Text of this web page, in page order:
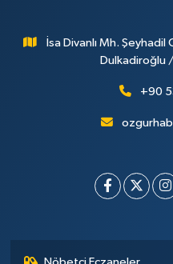
İsa Divanlı Mh.
Dulkadiroğlu
+90